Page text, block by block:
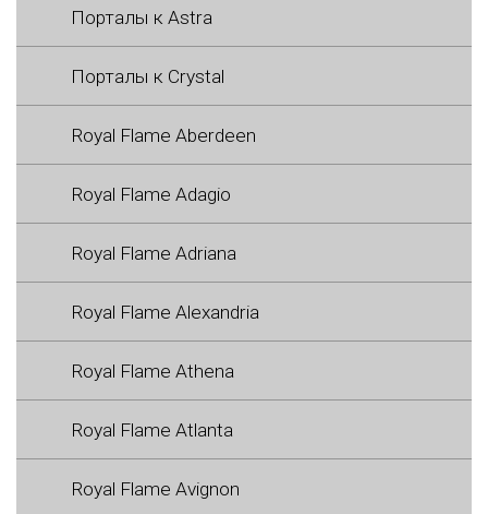
Порталы к Astra
Порталы к Crystal
Royal Flame Aberdeen
Royal Flame Adagio
Royal Flame Adriana
Royal Flame Alexandria
Royal Flame Athena
Royal Flame Atlanta
Royal Flame Avignon